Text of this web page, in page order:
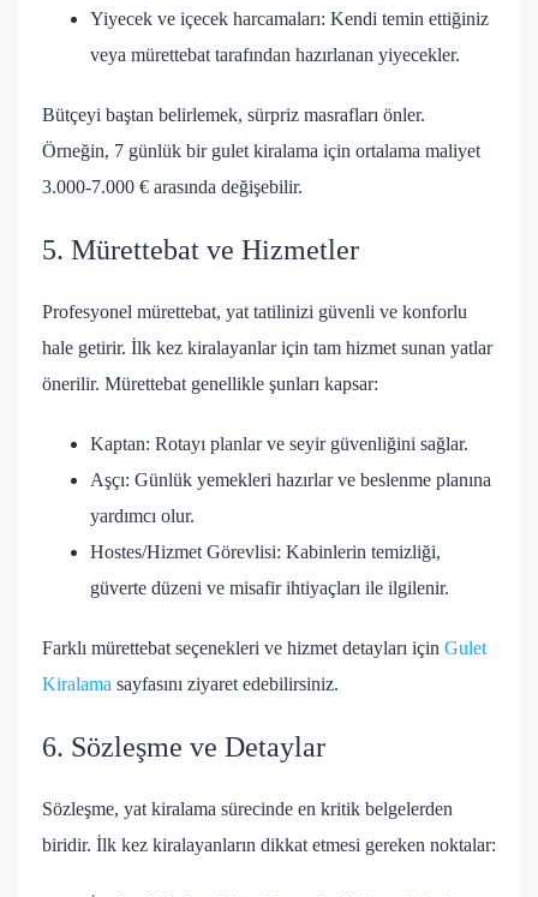
Yiyecek ve içecek harcamaları: Kendi temin ettiğiniz
veya mürettebat tarafından hazırlanan yiyecekler.
Bütçeyi baştan belirlemek, sürpriz masrafları önler.
Örneğin, 7 günlük bir gulet kiralama için ortalama maliyet
3.000-7.000 € arasında değişebilir.
5. Mürettebat ve Hizmetler
Profesyonel mürettebat, yat tatilinizi güvenli ve konforlu
hale getirir. İlk kez kiralayanlar için tam hizmet sunan yatlar
önerilir. Mürettebat genellikle şunları kapsar:
Kaptan: Rotayı planlar ve seyir güvenliğini sağlar.
Aşçı: Günlük yemekleri hazırlar ve beslenme planına
yardımcı olur.
Hostes/Hizmet Görevlisi: Kabinlerin temizliği,
güverte düzeni ve misafir ihtiyaçları ile ilgilenir.
Farklı mürettebat seçenekleri ve hizmet detayları için Gulet
Kiralama sayfasını ziyaret edebilirsiniz.
6. Sözleşme ve Detaylar
Sözleşme, yat kiralama sürecinde en kritik belgelerden
biridir. İlk kez kiralayanların dikkat etmesi gereken noktalar: